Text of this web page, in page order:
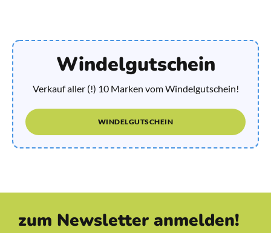
Windelgutschein
Verkauf aller (!) 10 Marken vom Windelgutschein!
WINDELGUTSCHEIN
zum Newsletter anmelden!